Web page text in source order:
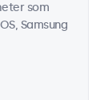
som
Samsung